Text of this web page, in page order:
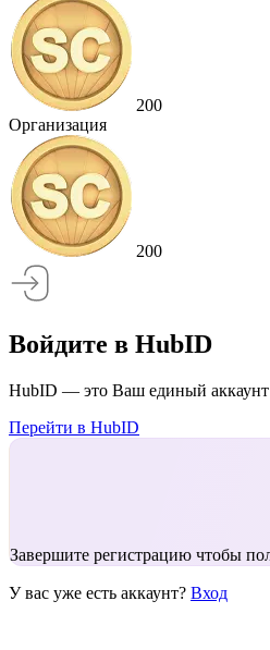
200
Организация
200
Войдите в HubID
HubID — это Ваш единый аккаунт
Перейти в HubID
Завершите регистрацию чтобы
У вас уже есть аккаунт? Вход